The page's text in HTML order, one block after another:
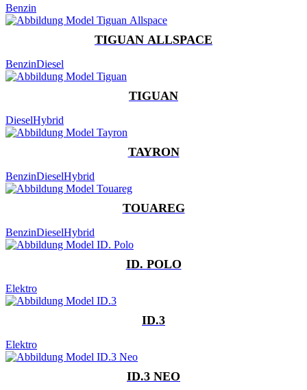
Benzin
TIGUAN ALLSPACE
BenzinDiesel
TIGUAN
DieselHybrid
TAYRON
BenzinDieselHybrid
TOUAREG
BenzinDieselHybrid
ID. POLO
Elektro
ID.3
Elektro
ID.3 NEO